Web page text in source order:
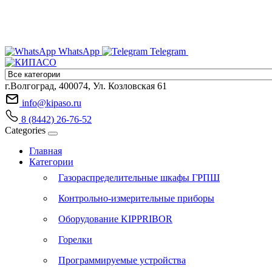
WhatsApp Telegram
г.Волгоград, 400074, Ул. Козловская 61
info@kipaso.ru
8 (8442) 26-76-52
Categories
Главная
Категории
Газораспределительные шкафы ГРПШ
Контрольно-измерительные приборы
Оборудование KIPPRIBOR
Горелки
Программируемые устройства